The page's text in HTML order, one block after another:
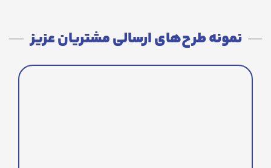
نمونه طرح‌های ارسالی مشتریان عزیز